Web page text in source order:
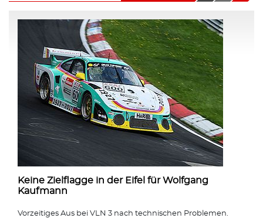
Keine Zielflagge in der Eifel für Wolfgang
Kaufmann
Vorzeitiges Aus bei VLN 3 nach technischen Problemen.